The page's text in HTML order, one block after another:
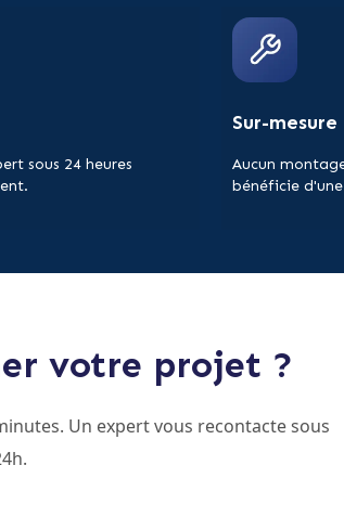
sous 24 heures
Sur-mesure
Aucun
bénéficie
votre projet ?
Un expert vous recontacte sous